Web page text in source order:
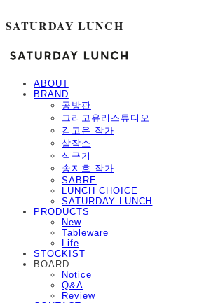
SATURDAY LUNCH
ABOUT
BRAND
공방판
그리고유리스튜디오
김고운 작가
삼작소
식구기
송지호 작가
SABRE
LUNCH CHOICE
SATURDAY LUNCH
PRODUCTS
New
Tableware
Life
STOCKIST
BOARD
Notice
Q&A
Review